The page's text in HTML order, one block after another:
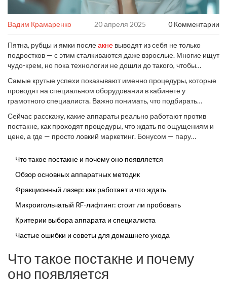
Вадим Крамаренко 20 апреля 2025 0 Комментарии
Пятна, рубцы и ямки послеакне выводят из себя не только
подростков — с этим сталкиваются даже взрослые. Многие ищут
чудо-крем, но пока технологии не дошли до такого, чтобы
все аппараты одинаково эффективны. Если пробовать всё
подряд, можно только потратить деньги, а кожа останется
проблемной.
Самые крутые успехи показывают именно процедуры, которые
проводят на специальном оборудовании в кабинете у
грамотного специалиста. Важно понимать, что подбирать
типу проблем. Кому-то поможет лазер, а кому-то микротоки или
фракционный RF.
Сейчас расскажу, какие аппараты реально работают против
постакне, как проходят процедуры, что ждать по ощущениям и
цене, а где — просто ловкий маркетинг. Бонусом — пару
новых проблем.
Что такое постакне и почему оно появляется
Обзор основных аппаратных методик
Фракционный лазер: как работает и что ждать
Микроигольчатый RF-лифтинг: стоит ли пробовать
Критерии выбора аппарата и специалиста
Частые ошибки и советы для домашнего ухода
Что такое постакне и почему
оно появляется